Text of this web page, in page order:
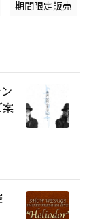
期間限定販売
案